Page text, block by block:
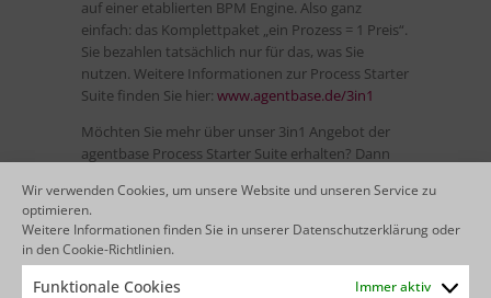
Wir verwenden Cookies, um unsere Website und unseren Service zu
optimieren.
Weitere Informationen finden Sie in unserer Datenschutzerklärungoder
in denCookie-Richtlinien.
Funktionale Cookies Immer aktiv
auf einer etablierten BPM Engine. Also ganz
einfach: das Komplettpaket „ein Prozess = 1 Preis“.
Sie bezahlen tatsächlich nur für das, was Sie
nutzen. Weitere Informationen zur Process Starter
Suite finden Sie hier: www.agentbase.de/3in1
Möchten Sie mehr über unser 3in1 Angebot der
agentbase Process Starter Suite erhalten? Dann
Jetzt E-Mail an Artur Habel
senden